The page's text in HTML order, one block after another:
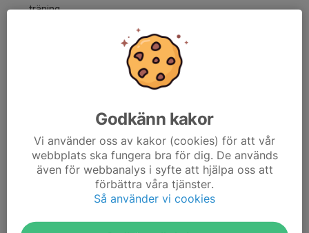
träning.
laget som ”skickar” spelare som bestämmer vilken/vilka
som ska skickas. Laget som tar emot spelare ska
kunna önska en speciell spelare.
frivilliga och sker i samråd med föräldrarna.
Lära upp nya ledare
Ledare hjälps åt att lära upp nya. När ett nytt lag bildas så blir
lagen ovan ”Fadderlag” till det yngre laget.
Fadderlaget kan hjälpa ledarna i det yngre laget med idéer till
träningsupplägg, övningar, skridskoteknik och taktik inför
matcher. Berätta om rutiner för tröjor, skridskoslipning,
bollar m m.
Godkänn kakor
Vi använder oss av kakor (cookies) för att vår
webbplats ska fungera bra för dig. De används
även för webbanalys i syfte att hjälpa oss att
förbättra våra tjänster.
Så använder vi cookies